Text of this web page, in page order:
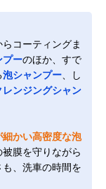
コーティングま
プーのほか、すで
泡シャンプー 、し
レンジングシャン
細かい高密度な泡
膜を守りながら
、洗車の時間を